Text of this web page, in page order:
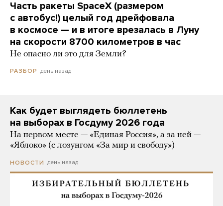
Часть ракеты SpaceX (размером
с автобус!) целый год дрейфовала
в космосе — и в итоге врезалась в Луну
на скорости 8700 километров в час
Не опасно ли это для Земли?
РАЗБОР день назад
Как будет выглядеть бюллетень
на выборах в Госдуму 2026 года
На первом месте — «Единая Россия», а за ней —
«Яблоко» (с лозунгом «За мир и свободу»)
НОВОСТИ день назад